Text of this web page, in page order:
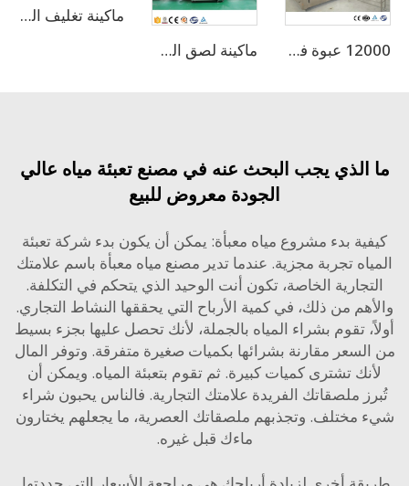
12000 عبوة في الساعة، ماكينة 2 في 1 للعبوة الوقوف الذاتي ماكينة لصق الملصقات اللاصقة
ماكينة تغليف الكرتون
يجب البحث عنه في مصنع تعبئة مياه عالي
الجودة معروض للبيع
بدء مشروع مياه معبأة: يمكن أن يكون بدء شركة تعبئة
تجربة مجزية. عندما تدير مصنع مياه معبأة باسم علامتك
الخاصة، تكون أنت الوحيد الذي يتحكم في التكلفة.
من ذلك، في كمية الأرباح التي يحققها النشاط التجاري.
تقوم بشراء المياه بالجملة، لأنك تحصل عليها بجزء بسيط
مقارنة بشرائها بكميات صغيرة متفرقة. وتوفر المال
تشترى كميات كبيرة. ثم تقوم بتعبئة المياه. ويمكن أن
ملصقاتك الفريدة علامتك التجارية. فالناس يحبون شراء
وتجذبهم ملصقاتك العصرية، ما يجعلهم يختارون
ماءك قبل غيره.